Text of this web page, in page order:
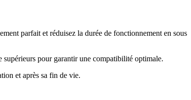
parfait et réduisez la durée de fonctionnement en sous
pour garantir une compatibilité optimale.
et après sa fin de vie.